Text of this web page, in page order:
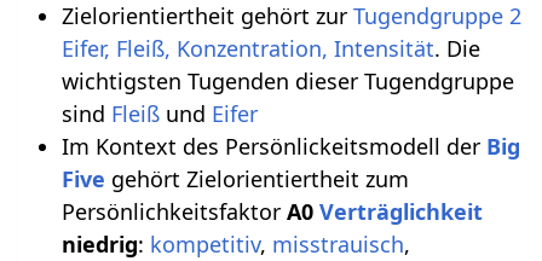
Zielorientiertheit gehört zur Tugendgruppe 2
Eifer, Fleiß, Konzentration, Intensität. Die
wichtigsten Tugenden dieser Tugendgruppe
sind Fleißund Eifer
Im Kontext des Persönlickeitsmodell der Big
Five gehört Zielorientiertheit zum
Persönlichkeitsfaktor A0 Verträglichkeit
niedrig: kompetitiv, misstrauisch,